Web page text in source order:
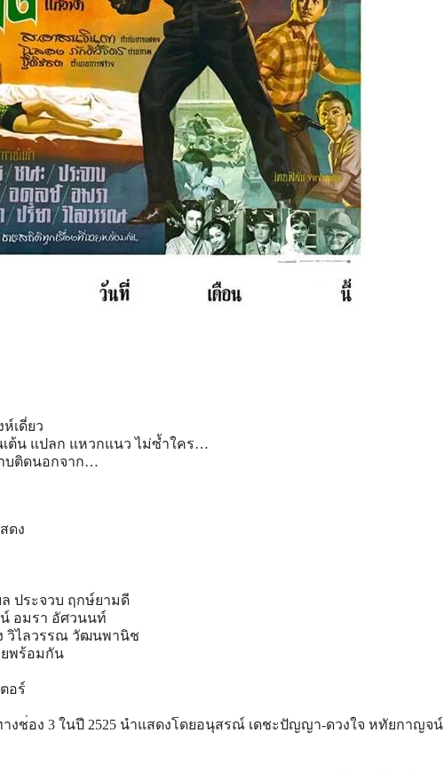
เดี่ยว
ต้นแปลก แหวกแนว ไม่ซ้ำใคร…
บติดนอกจาก…
ดง
ประจวบ ฤกษ์ยามดี
อมรา อัศวนนท์
วิไลวรรณ วัฒนพานิช
ยพร้อมกัน
อร์
งช่อง 3 ในปี 2525 นำแสดงโดยอนุสรณ์ เดชะปัญญา-ดวงใจ หทัยกาญจน์